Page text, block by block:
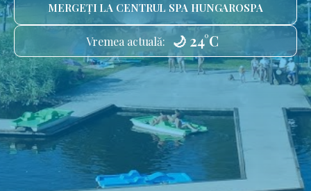
MERGEȚI LA CENTRUL SPA HUNGAROSPA
Vremea actuală: 🌙 24°C